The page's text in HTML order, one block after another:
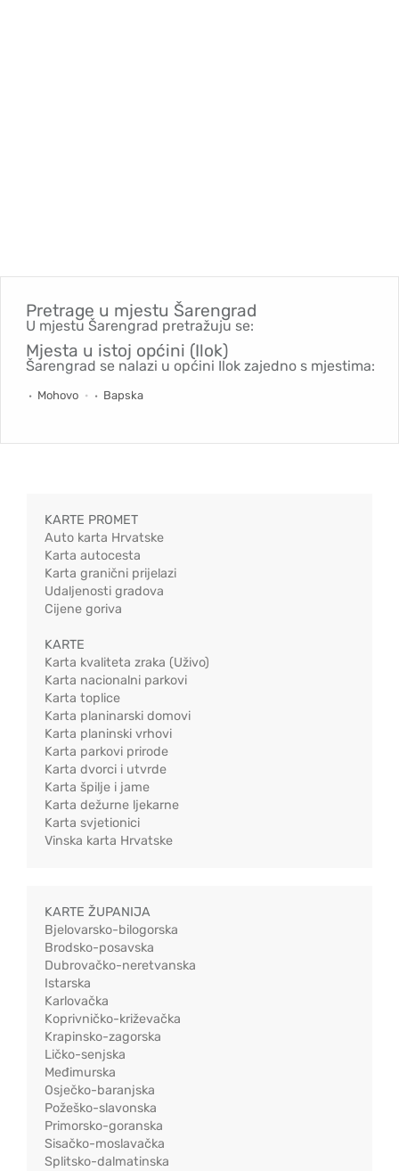
Pretrage u mjestu Šarengrad
U mjestu Šarengrad pretražuju se:
Mjesta u istoj općini (Ilok)
Šarengrad se nalazi u općini Ilok zajedno s mjestima:
Mohovo Bapska
KARTE PROMET
Auto karta Hrvatske
Karta autocesta
Karta granični prijelazi
Udaljenosti gradova
Cijene goriva
KARTE
Karta kvaliteta zraka (Uživo)
Karta nacionalni parkovi
Karta toplice
Karta planinarski domovi
Karta planinski vrhovi
Karta parkovi prirode
Karta dvorci i utvrde
Karta špilje i jame
Karta dežurne ljekarne
Karta svjetionici
Vinska karta Hrvatske
KARTE ŽUPANIJA
Bjelovarsko-bilogorska
Brodsko-posavska
Dubrovačko-neretvanska
Istarska
Karlovačka
Koprivničko-križevačka
Krapinsko-zagorska
Ličko-senjska
Međimurska
Osječko-baranjska
Požeško-slavonska
Primorsko-goranska
Sisačko-moslavačka
Splitsko-dalmatinska